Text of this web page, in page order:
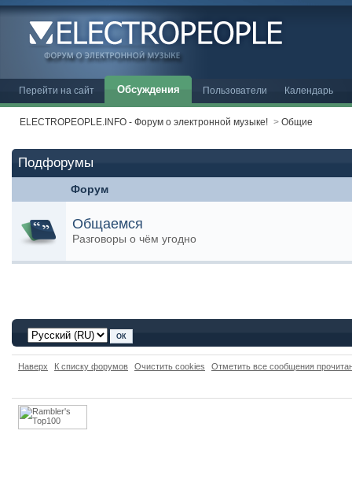
Перейти на сайт Обсуждения Пользователи Календарь
ELECTROPEOPLE.INFO - Форум о электронной музыке! > Общие
Подфорумы
Форум
Общаемся
Разговоры о чём угодно
Наверх К списку форумов Очистить cookies Отметить все сообщения